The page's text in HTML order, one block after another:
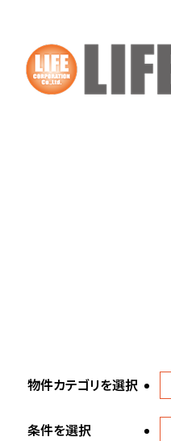
物件カテゴリを選択
条件を選択